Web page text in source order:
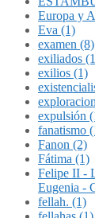
Europa y
Eva (1)
examen (8)
exiliados
exilios (1)
expulsión
fanatismo
Fanon (2)
Fátima (1)
Felipe II -
Eugenia -
fellah. (1)